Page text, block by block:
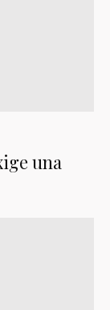
una